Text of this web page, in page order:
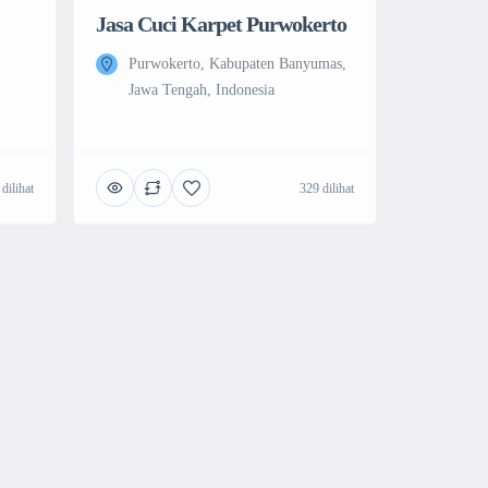
dilihat
Jasa Cuci Karpet Purwokerto
Purwokerto, Kabupaten Banyumas,
Jawa Tengah, Indonesia
329 dilihat